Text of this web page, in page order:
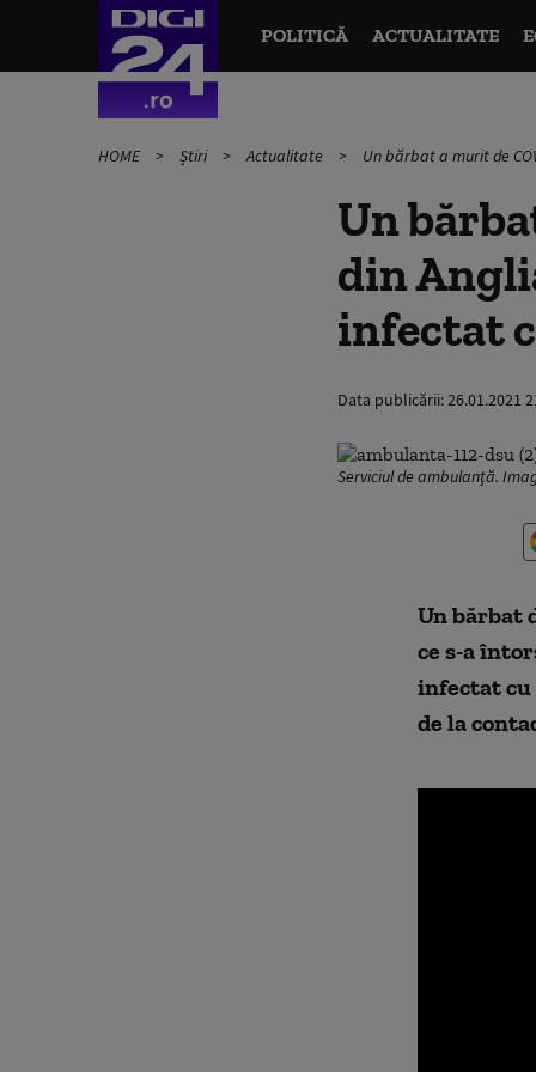
POLITICĂ ACTUALITATE
HOME Știri Actualitate Un bărbat a murit de
Un
din
infectat
Data publicării:26.01.2021
Serviciul de ambulanță.
Un bărbat
ce s-a
infectat cu
de la